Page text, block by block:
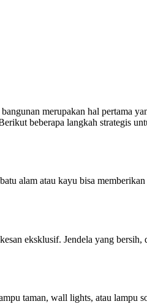
merupakan hal pertama
beberapa langkah strategis
alam atau kayu bisa
eksklusif. Jendela yang bersih,
taman, wall lights, atau lampu